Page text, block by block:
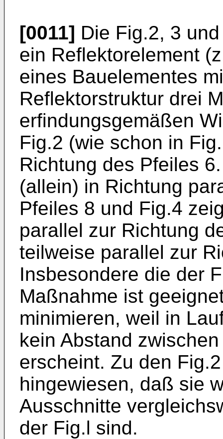
[0011] Die Fig.2, 3
ein Reflektorelement
eines Bauelementes
Reflektorstruktur drei
erfindungsgemäßen
Fig.2 (wie schon in
Richtung des Pfeiles
(allein) in Richtung
Pfeiles 8 und Fig.4
parallel zur Richtung
teilweise parallel zur
Insbesondere die der
Maßnahme ist
minimieren, weil in
kein Abstand
erscheint. Zu den
hingewiesen, daß sie
Ausschnitte
der Fig.l sind.